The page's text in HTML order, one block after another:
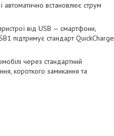
автоматично встановлює струм
від USB — смартфони,
підтримує стандарт QuickCharge
через стандартний
короткого замикання та